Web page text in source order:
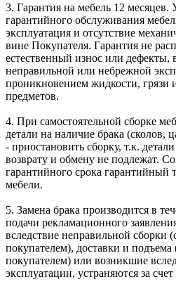
3. Гарантия на мебель 12 месяцев.
гарантийного обслуживания
эксплуатация и отсутствие
вине Покупателя. Гарантия не
естественный износ или дефекты,
неправильной или небрежной
проникновением жидкости, грязи
предметов.
4. При самостоятельной сборке
детали на наличие брака (сколов,
- приостановить сборку, т.к.
возврату и обмену не подлежат.
гарантийного срока гарантийный
мебели.
5. Замена брака производится в
подачи рекламационного
вследствие неправильной сборки
покупателем), доставки и подъема
покупателем) или возникшие
эксплуатации, устраняются за